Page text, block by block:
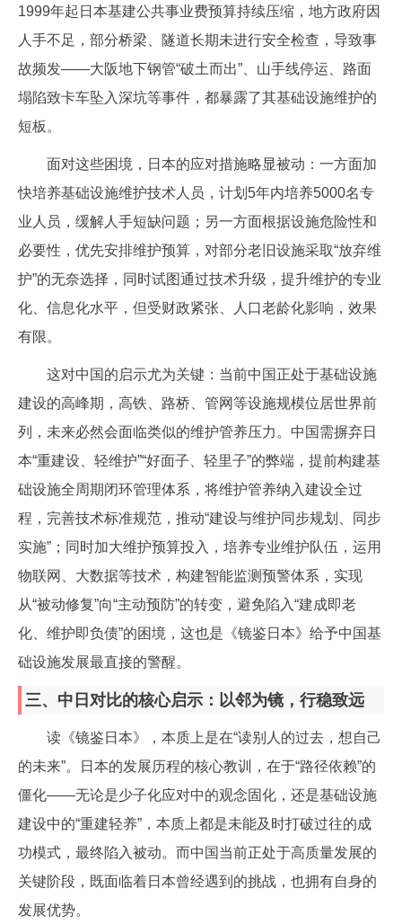
1999年起日本基建公共事业费预算持续压缩，地方政府因
人手不足，部分桥梁、隧道长期未进行安全检查，导致事
故频发——大阪地下钢管“破土而出”、山手线停运、路面
塌陷致卡车坠入深坑等事件，都暴露了其基础设施维护的
短板。
面对这些困境，日本的应对措施略显被动：一方面加
快培养基础设施维护技术人员，计划5年内培养5000名专
业人员，缓解人手短缺问题；另一方面根据设施危险性和
必要性，优先安排维护预算，对部分老旧设施采取“放弃维
护”的无奈选择，同时试图通过技术升级，提升维护的专业
化、信息化水平，但受财政紧张、人口老龄化影响，效果
有限。
这对中国的启示尤为关键：当前中国正处于基础设施
建设的高峰期，高铁、路桥、管网等设施规模位居世界前
列，未来必然会面临类似的维护管养压力。中国需摒弃日
本“重建设、轻维护”“好面子、轻里子”的弊端，提前构建基
础设施全周期闭环管理体系，将维护管养纳入建设全过
程，完善技术标准规范，推动“建设与维护同步规划、同步
实施”；同时加大维护预算投入，培养专业维护队伍，运用
物联网、大数据等技术，构建智能监测预警体系，实现
从“被动修复”向“主动预防”的转变，避免陷入“建成即老
化、维护即负债”的困境，这也是《镜鉴日本》给予中国基
础设施发展最直接的警醒。
三、中日对比的核心启示：以邻为镜，行稳致远
读《镜鉴日本》，本质上是在“读别人的过去，想自己
的未来”。日本的发展历程的核心教训，在于“路径依赖”的
僵化——无论是少子化应对中的观念固化，还是基础设施
建设中的“重建轻养”，本质上都是未能及时打破过往的成
功模式，最终陷入被动。而中国当前正处于高质量发展的
关键阶段，既面临着日本曾经遇到的挑战，也拥有自身的
发展优势。